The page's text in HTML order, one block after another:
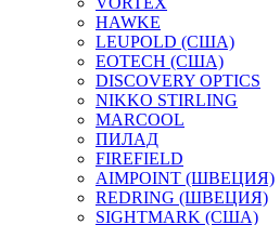
HAWKE
LEUPOLD (США)
EOTECH (США)
DISCOVERY OPTICS
NIKKO STIRLING
MARCOOL
ПИЛАД
FIREFIELD
AIMPOINT (ШВЕЦИЯ)
REDRING (ШВЕЦИЯ)
SIGHTMARK (США)